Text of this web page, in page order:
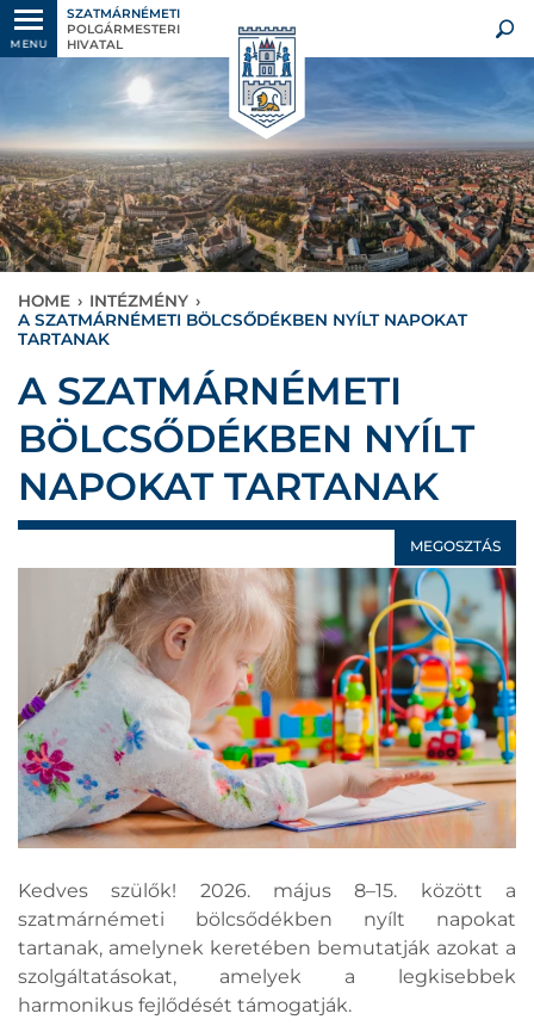
MENU
SZATMÁRNÉMETI
POLGÁRMESTERI
HIVATAL
HOME › INTÉZMÉNY ›
A SZATMÁRNÉMETI BÖLCSŐDÉKBEN NYÍLT NAPOKAT
TARTANAK
A SZATMÁRNÉMETI
BÖLCSŐDÉKBEN NYÍLT
NAPOKAT TARTANAK
MEGOSZTÁS
Kedves szülők! 2026. május 8–15. között a
szatmárnémeti bölcsődékben nyílt napokat
tartanak, amelynek keretében bemutatják azokat a
szolgáltatásokat, amelyek a legkisebbek
harmonikus fejlődését támogatják.